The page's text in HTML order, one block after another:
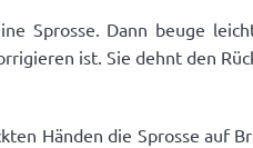
Sprosse. Dann beuge
ist. Sie dehnt den
Händen die Sprosse auf